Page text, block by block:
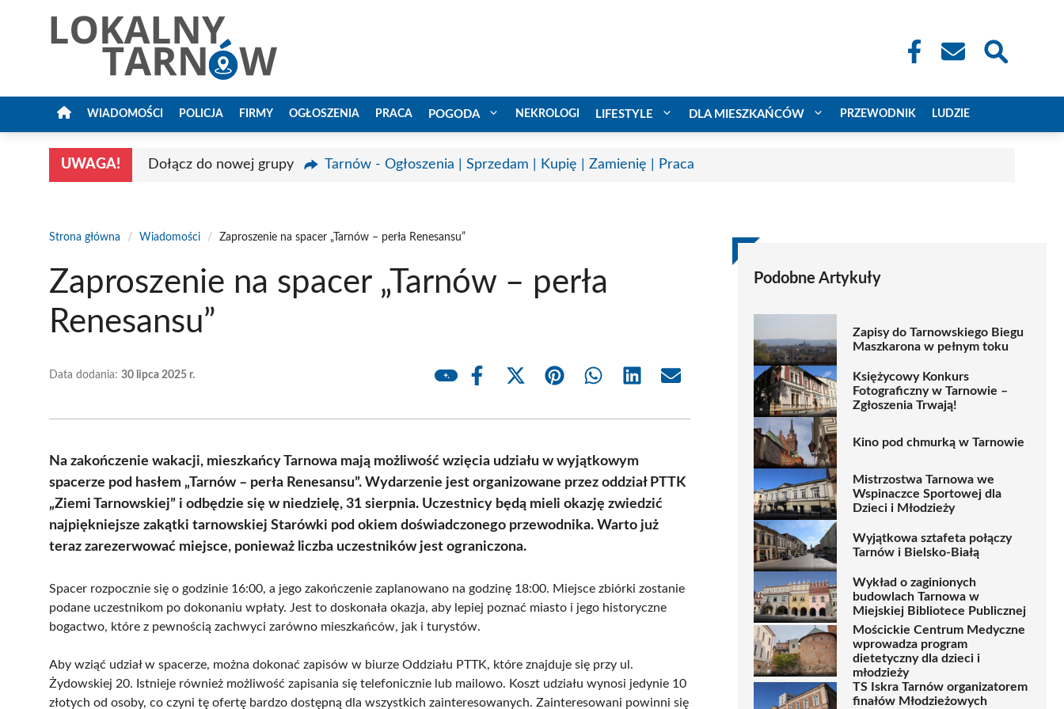
WIADOMOŚCI POLICJA FIRMY OGŁOSZENIA PRACA POGODA NEKROLOGI LIFESTYLE DLA MIESZKAŃCÓW PRZEWODNIK LUDZIE
UWAGA! Dołącz do nowej grupy Tarnów - Ogłoszenia | Sprzedam | Kupię | Zamienię | Praca
Strona główna / Wiadomości / Zaproszenie na spacer „Tarnów – perła Renesansu”
Zaproszenie na spacer „Tarnów – perła
Renesansu”
Data dodania: 30 lipca 2025 r.
Share
Share
(Twitter)
Share Share Share Share
Na zakończenie wakacji, mieszkańcy Tarnowa mają możliwość wzięcia udziału w wyjątkowym
spacerze pod hasłem „Tarnów – perła Renesansu”. Wydarzenie jest organizowane przez oddział PTTK
„Ziemi Tarnowskiej” i odbędzie się w niedzielę, 31 sierpnia. Uczestnicy będą mieli okazję zwiedzić
najpiękniejsze zakątki tarnowskiej Starówki pod okiem doświadczonego przewodnika. Warto już
teraz zarezerwować miejsce, ponieważ liczba uczestników jest ograniczona.
Spacer rozpocznie się o godzinie 16:00, a jego zakończenie zaplanowano na godzinę 18:00. Miejsce zbiórki zostanie
podane uczestnikom po dokonaniu wpłaty. Jest to doskonała okazja, aby lepiej poznać miasto i jego historyczne
bogactwo, które z pewnością zachwyci zarówno mieszkańców, jak i turystów.
Aby wziąć udział w spacerze, można dokonać zapisów w biurze Oddziału PTTK, które znajduje się przy ul.
Żydowskiej 20. Istnieje również możliwość zapisania się telefonicznie lub mailowo. Koszt udziału wynosi jedynie 10
złotych od osoby, co czyni tę ofertę bardzo dostępną dla wszystkich zainteresowanych. Zainteresowani powinni się
Podobne Artykuły
Zapisy do Tarnowskiego Biegu
Maszkarona w pełnym toku
Księżycowy Konkurs
Fotograficzny w Tarnowie –
Zgłoszenia Trwają!
Kino pod chmurką w Tarnowie
Mistrzostwa Tarnowa we
Wspinaczce Sportowej dla
Dzieci i Młodzieży
Wyjątkowa sztafeta połączy
Tarnów i Bielsko-Białą
Wykład o zaginionych
budowlach Tarnowa w
Miejskiej Bibliotece Publicznej
Mościckie Centrum Medyczne
wprowadza program
dietetyczny dla dzieci i
młodzieży
TS Iskra Tarnów organizatorem
finałów Młodzieżowych